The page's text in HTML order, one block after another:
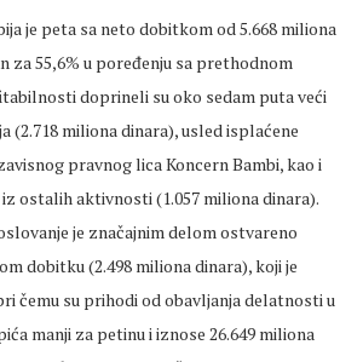
je peta sa neto dobitkom od 5.668 miliona
za 55,6% u poređenju sa prethodnom
doprineli su oko sedam puta veći
(2.718 miliona dinara), usled isplaćene
pravnog lica Koncern Bambi, kao i
ostalih aktivnosti (1.057 miliona dinara).
je značajnim delom ostvareno
dobitku (2.498 miliona dinara), koji je
čemu su prihodi od obavljanja delatnosti u
manji za petinu i iznose 26.649 miliona